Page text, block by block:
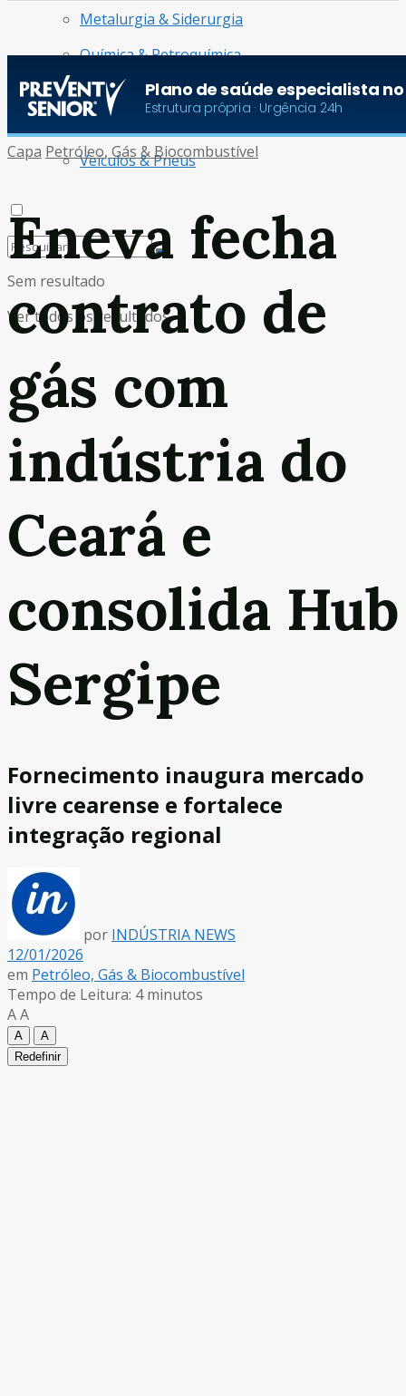
Metalurgia & Siderurgia
Química & Petroquímica
Radar de Oportunidades
Veículos & Pneus
Sem resultado
Ver todos os resultados
Capa Petróleo, Gás & Biocombustível
Eneva fecha
contrato de
gás com
indústria do
Ceará e
consolida Hub
Sergipe
Fornecimento inaugura mercado
livre cearense e fortalece
integração regional
por INDÚSTRIA NEWS
12/01/2026
em Petróleo, Gás & Biocombustível
Tempo de Leitura: 4 minutos
AA
A
A
Redefinir